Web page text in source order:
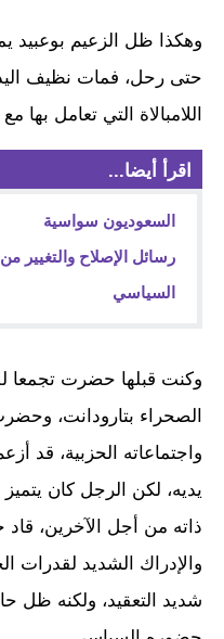
وهكذا ظل الزعيم بوعبيد
حتى رحل، فمات نظيف
اللامبالاة التي تعامل بها
اقرأ أيضا...
السعوديون سواسية
رسائل الإصلاح والتغيير
السياسي
وكنت قبلها حضرت تجمعا
الصحراء بتارودانت،
واجتماعاته الحزبية، قد
يديه، لكن الرجل كان يتميز
ذاته من أجل الآخرين، قاد
والإدراك الشديد
شديد التعقيد، ولكنه ظل